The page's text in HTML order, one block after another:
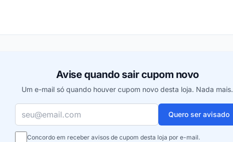
Avise quando sair cupom novo
Um e-mail só quando houver cupom novo desta loja. Nada mais.
Quero ser avisado
Concordo em receber avisos de cupom desta loja por e-mail.